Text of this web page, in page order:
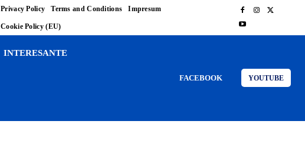
Privacy Policy Terms and Conditions Impresum
Cookie Policy (EU)
INTERESANTE
FACEBOOK YOUTUBE